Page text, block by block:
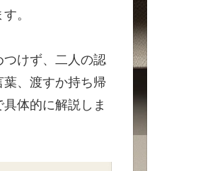
。
けず、二人の認
、渡すか持ち帰
体的に解説しま